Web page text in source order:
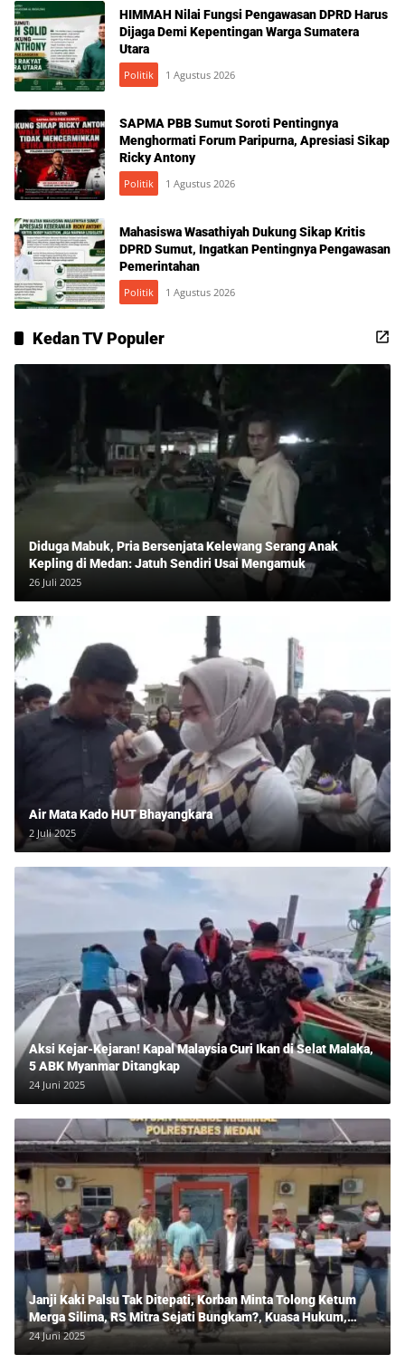
HIMMAH Nilai Fungsi Pengawasan DPRD Harus
Dijaga Demi Kepentingan Warga Sumatera
Utara
Politik 1 Agustus 2026
SAPMA PBB Sumut Soroti Pentingnya
Menghormati Forum Paripurna, Apresiasi Sikap
Ricky Antony
Politik 1 Agustus 2026
Mahasiswa Wasathiyah Dukung Sikap Kritis
DPRD Sumut, Ingatkan Pentingnya Pengawasan
Pemerintahan
Politik 1 Agustus 2026
Kedan TV Populer
Diduga Mabuk, Pria Bersenjata Kelewang Serang Anak
Kepling di Medan: Jatuh Sendiri Usai Mengamuk
26 Juli 2025
Air Mata Kado HUT Bhayangkara
2 Juli 2025
Aksi Kejar-Kejaran! Kapal Malaysia Curi Ikan di Selat Malaka,
5 ABK Myanmar Ditangkap
24 Juni 2025
Janji Kaki Palsu Tak Ditepati, Korban Minta Tolong Ketum
Merga Silima, RS Mitra Sejati Bungkam?, Kuasa Hukum,
Hans Silalahi Dampingi Julita Cari Keadilan
24 Juni 2025